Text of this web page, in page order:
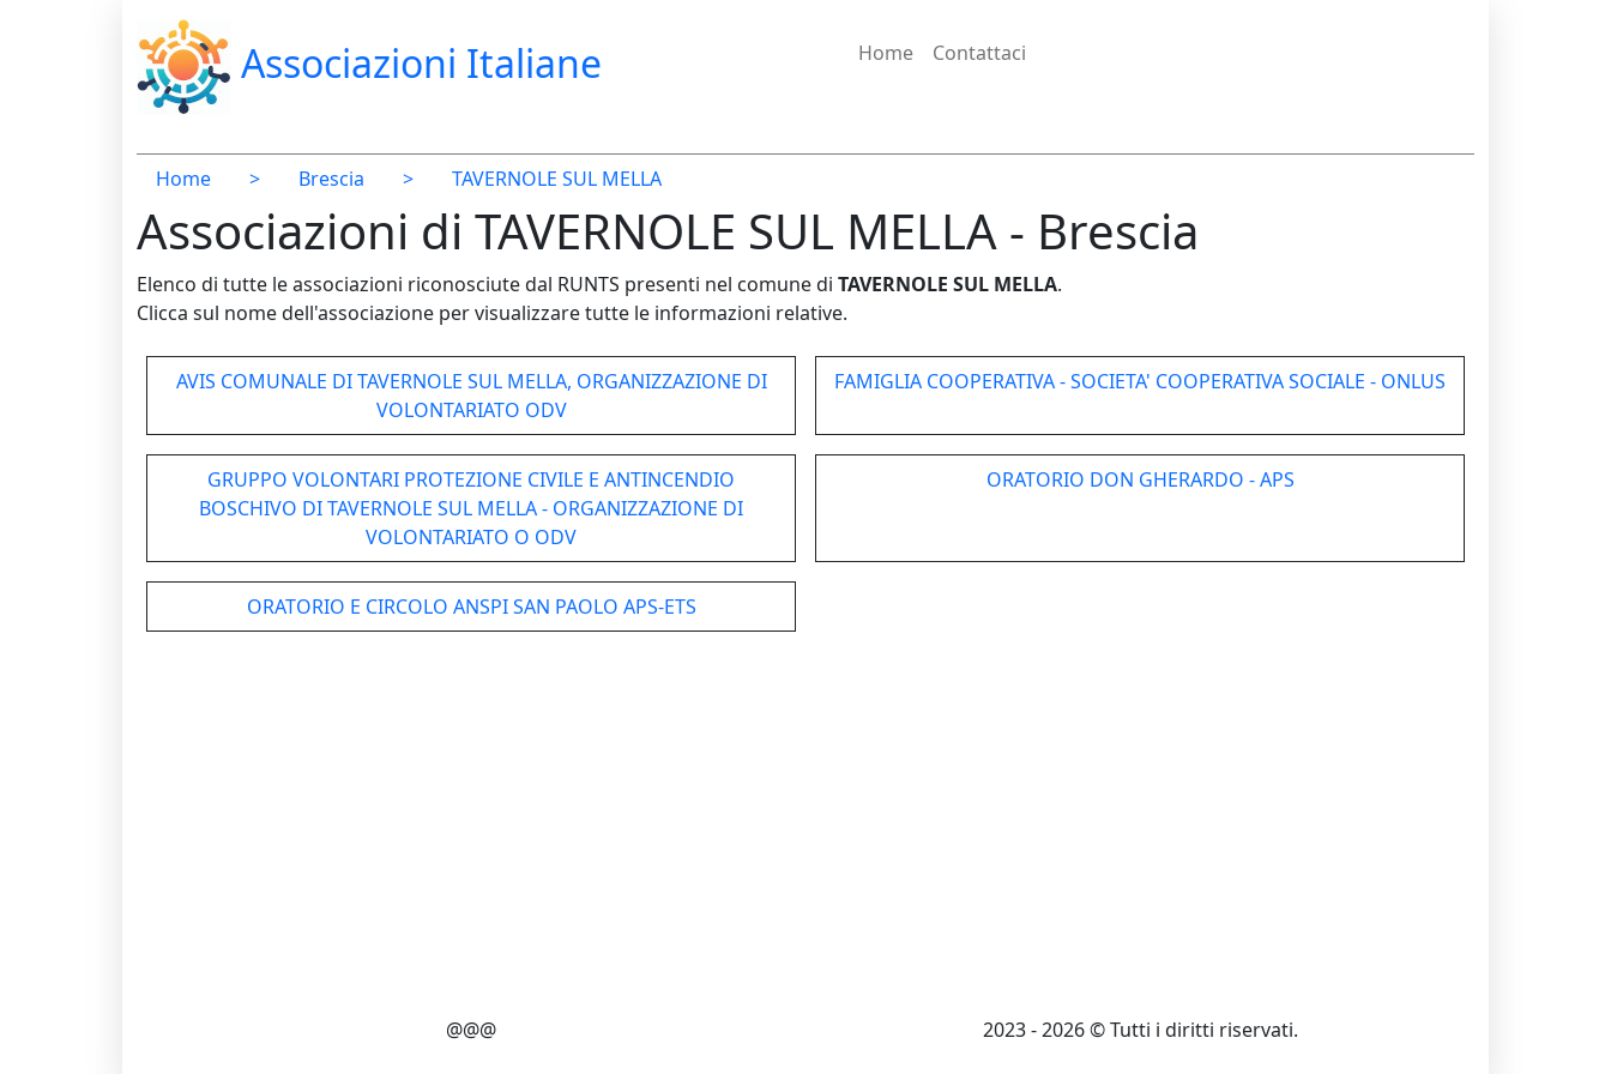
Associazioni Italiane Home Contattaci
Home > Brescia > TAVERNOLE SUL MELLA
Associazioni di TAVERNOLE SUL MELLA - Brescia
Elenco di tutte le associazioni riconosciute dal RUNTS presenti nel comune di TAVERNOLE SUL MELLA.
Clicca sul nome dell'associazione per visualizzare tutte le informazioni relative.
AVIS COMUNALE DI TAVERNOLE SUL MELLA, ORGANIZZAZIONE DI
VOLONTARIATO ODV
FAMIGLIA COOPERATIVA - SOCIETA' COOPERATIVA SOCIALE - ONLUS
GRUPPO VOLONTARI PROTEZIONE CIVILE E ANTINCENDIO
BOSCHIVO DI TAVERNOLE SUL MELLA - ORGANIZZAZIONE DI
VOLONTARIATO O ODV
ORATORIO DON GHERARDO - APS
ORATORIO E CIRCOLO ANSPI SAN PAOLO APS-ETS
@@@ 2023 - 2026 © Tutti i diritti riservati.